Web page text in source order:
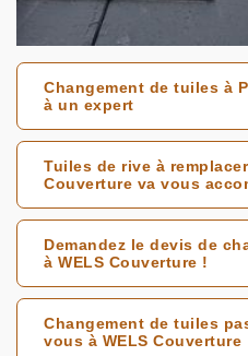
Changement de tuiles à
à un expert
Tuiles de rive à
Couverture va vous
Demandez le devis de
à WELS Couverture !
Changement de tuiles
vous à WELS Couverture